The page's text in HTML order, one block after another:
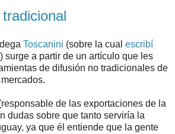
Toscanini (sobre la cual escribí
surge a partir de un artículo que les
de difusión no tradicionales de
de las exportaciones de la
dudas sobre que tanto serviría la
ya que él entiende que la gente